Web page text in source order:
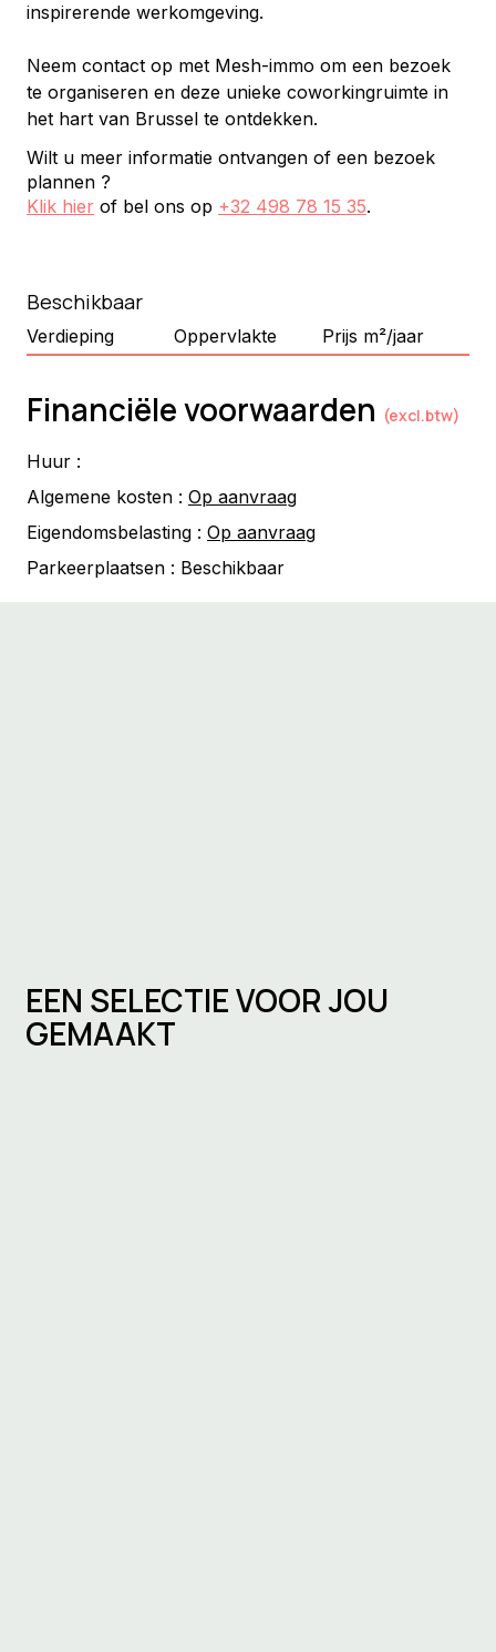
inspirerende werkomgeving.
Neem contact op met Mesh-immo om een bezoek
te organiseren en deze unieke coworkingruimte in
het hart van Brussel te ontdekken.
Wilt u meer informatie ontvangen of een bezoek
plannen ?
Klik hier of bel ons op +32 498 78 15 35.
Beschikbaar
Verdieping Oppervlakte Prijs m²/jaar
Financiële voorwaarden (excl.btw)
Huur :
Algemene kosten : Op aanvraag
Eigendomsbelasting : Op aanvraag
Parkeerplaatsen : Beschikbaar
EEN SELECTIE VOOR JOU
GEMAAKT